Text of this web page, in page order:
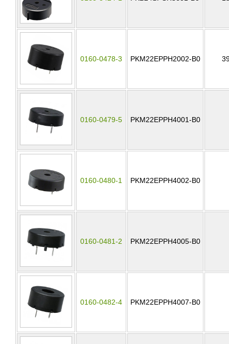
0160-0478-3 PKM22EPPH2002-B0
0160-0479-5 PKM22EPPH4001-B0
0160-0480-1 PKM22EPPH4002-B0
0160-0481-2 PKM22EPPH4005-B0
0160-0482-4 PKM22EPPH4007-B0